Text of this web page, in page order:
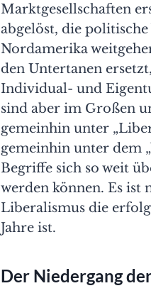
Marktgesellschaften
abgelöst, die
Nordamerika
den Untertanen
Individual- und
sind aber im Großen
gemeinhin unter
gemeinhin unter dem
Begriffe sich so weit
werden können. Es ist
Liberalismus die
Jahre ist.
Der Niedergang